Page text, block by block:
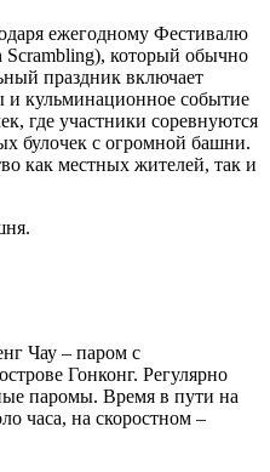
ежегодному Фестивалю
Scrambling), который обычно
праздник включает
кульминационное событие
где участники соревнуются
булочек с огромной башни.
как местных жителей, так и
Чау – паром с
Гонконг. Регулярно
паромы. Время в пути на
часа, на скоростном –